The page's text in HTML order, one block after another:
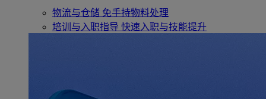
物流与仓储 免手持物料处理
培训与入职指导 快速入职与技能提升